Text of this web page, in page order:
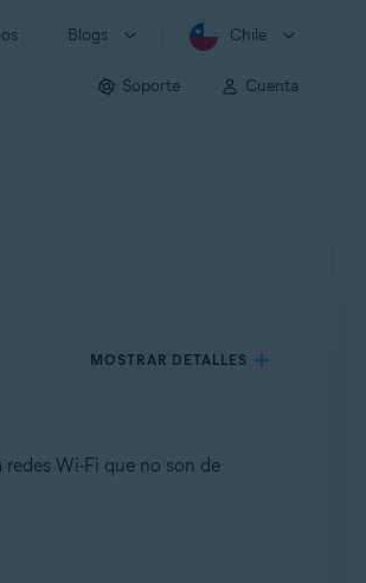
Blogs Chile
Soporte Cuenta
MOSTRAR DETALLES
Wi-Fi que no son de